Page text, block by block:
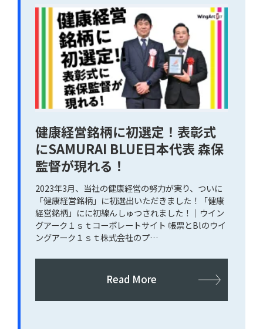
健康経営銘柄に初選定！表彰式
にSAMURAI BLUE日本代表 森保
監督が現れる！
2023年3月、当社の健康経営の努力が実り、ついに
「健康経営銘柄」に初選出いただきました！「健康
経営銘柄」にに初線んしゅつされました！｜ウイン
グアーク１ｓｔコーポレートサイト 帳票とBlのウイ
ングアーク１ｓｔ株式会社のプ…
Read More